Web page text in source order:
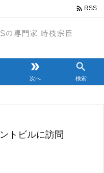

次へ

検索
 RSS
トビルに訪問